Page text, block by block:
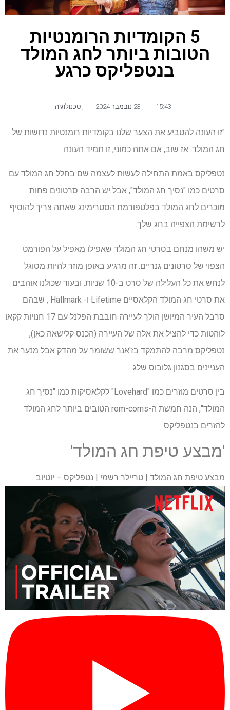
5 הקומדיות הרומנטיות
הטובות ביותר לחג המולד
בנטפליקס כרגע
15:43 טכנולוגיה
"זו העונה להטביע את הצער שלנו בקומדיות רומנטיות נדושות של
חג המולד. אז שוב, אם אתה כמוני, זו תמיד העונה.
נטפליקס באמת התחילה לעשות לעצמה שם בחלל חג המולד עם
סרטים כמו "נסיך חג המולד", אבל יש הרבה סרטונים פחות
מוכרים לחג המולד בפלטפורמת הסטרימינג שאתה צריך להוסיף
לרשימת הצפייה בחג שלך.
יש משהו מנחם בסרטי חג המולד שאפילו מאפיל על הפורמט
הצפוי של סרטונים גנריים. זה מרגיע באופן מוזר להיות מסוגל
לנחש את כל העלילה של סרט ב-10 שניות. ובעוד שכולנו אוהבים
את סרטי חג המולד הקלאסיים Lifetime ו- Hallmark , שבהם
סרבל העיר המיושן הולך לעיירה חובבת הפלנל עם 17 חנויות קקאו
לוהטות כדי להציל את אלה של העיירה (הכנס קלישאה כאן),
נטפליקס מרבה להתמקד בז'אנר ששומר על מהדק אבל מנער את
העניינים בסגנון גלובוס שלג.
בין סרטים מוזרים כמו "Lovehard" לקלאסיקות כמו "נסיך חג
המולד", הנה חמשת ה-rom-coms הטובים ביותר לחג המולד
להזרים בנטפליקס.
'מבצע טיפת חג המולד'
מבצע טיפת חג המולד | טריילר רשמי | נטפליקס – יוטיוב